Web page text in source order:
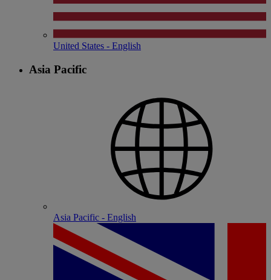
United States - English
Asia Pacific
Asia Pacific - English